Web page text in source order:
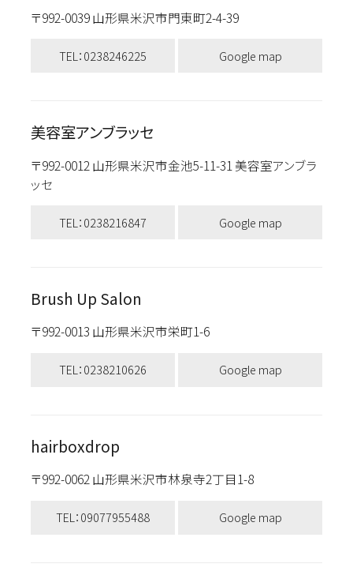
〒992-0039 山形県米沢市門東町2-4-39
TEL：0238246225 Google map
美容室アンブラッセ
〒992-0012 山形県米沢市金池5-11-31 美容室アンブラ
ッセ
TEL：0238216847 Google map
Brush Up Salon
〒992-0013 山形県米沢市栄町1-6
TEL：0238210626 Google map
hairboxdrop
〒992-0062 山形県米沢市林泉寺2丁目1-8
TEL：09077955488 Google map